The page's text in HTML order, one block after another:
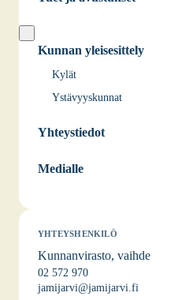
Kunnan yleisesittely
Kylät
Ystävyyskunnat
Yhteystiedot
Medialle
YHTEYSHENKILÖ
Kunnanvirasto, vaihde
02 572 970
jamijarvi@jamijarvi.fi